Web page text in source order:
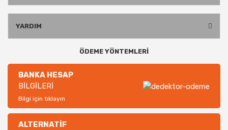
YARDIM
ÖDEME YÖNTEMLERİ
BANKA HESAP
BİLGİLERİ
Bilgi için tıklayın
ALTERNATİF